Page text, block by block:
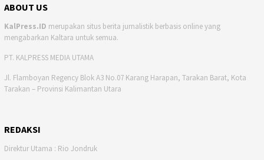
ABOUT US
KalPress.ID merupakan situs berita jurnalistik berbasis online yang
mengabarkan Kaltara untuk semua.
PT. KALPRESS MEDIA UTAMA
Jl. Flamboyan Regency Blok A3 No.07 Karang Harapan, Tarakan Barat, Kota
Tarakan – Provinsi Kalimantan Utara
REDAKSI
Direktur Utama : Rio Jondruk